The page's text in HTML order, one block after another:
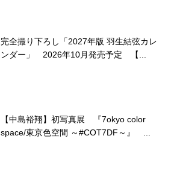
完全撮り下ろし「2027年版 羽生結弦カレ
ンダー」 2026年10月発売予定 【...
【中島裕翔】初写真展 『7okyo color
space/東京色空間 ～#COT7DF～』 ...